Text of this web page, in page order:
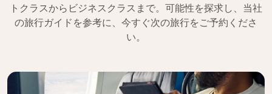
トクラスからビジネスクラスまで。可能性を探求し、当社
の旅行ガイドを参考に、今すぐ次の旅行をご予約くださ
い。